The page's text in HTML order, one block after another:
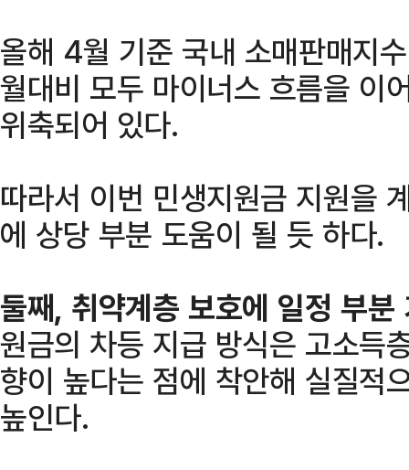
올해 4월 기준 국내 소매판매지
월대비 모두 마이너스 흐름을 이
위축되어 있다.
따라서 이번 민생지원금 지원을
에 상당 부분 도움이 될 듯 하다.
둘째, 취약계층 보호에 일정 부분
원금의 차등 지급 방식은 고소득
향이 높다는 점에 착안해 실질적
높인다.